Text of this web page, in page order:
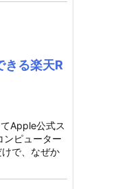
る楽天R
Apple公式ス
ンピューター
で、なぜか